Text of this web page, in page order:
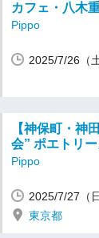
カフェ・八木
Pippo
2025/7/26（土
【神保町・神
会” ポエトリ
Pippo
2025/7/27（日
東京都